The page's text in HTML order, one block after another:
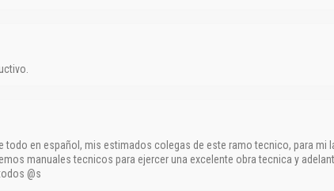
todo en español, mis estimados colegas de este ramo tecnico, para mi
manuales tecnicos para ejercer una excelente obra tecnica y
@s